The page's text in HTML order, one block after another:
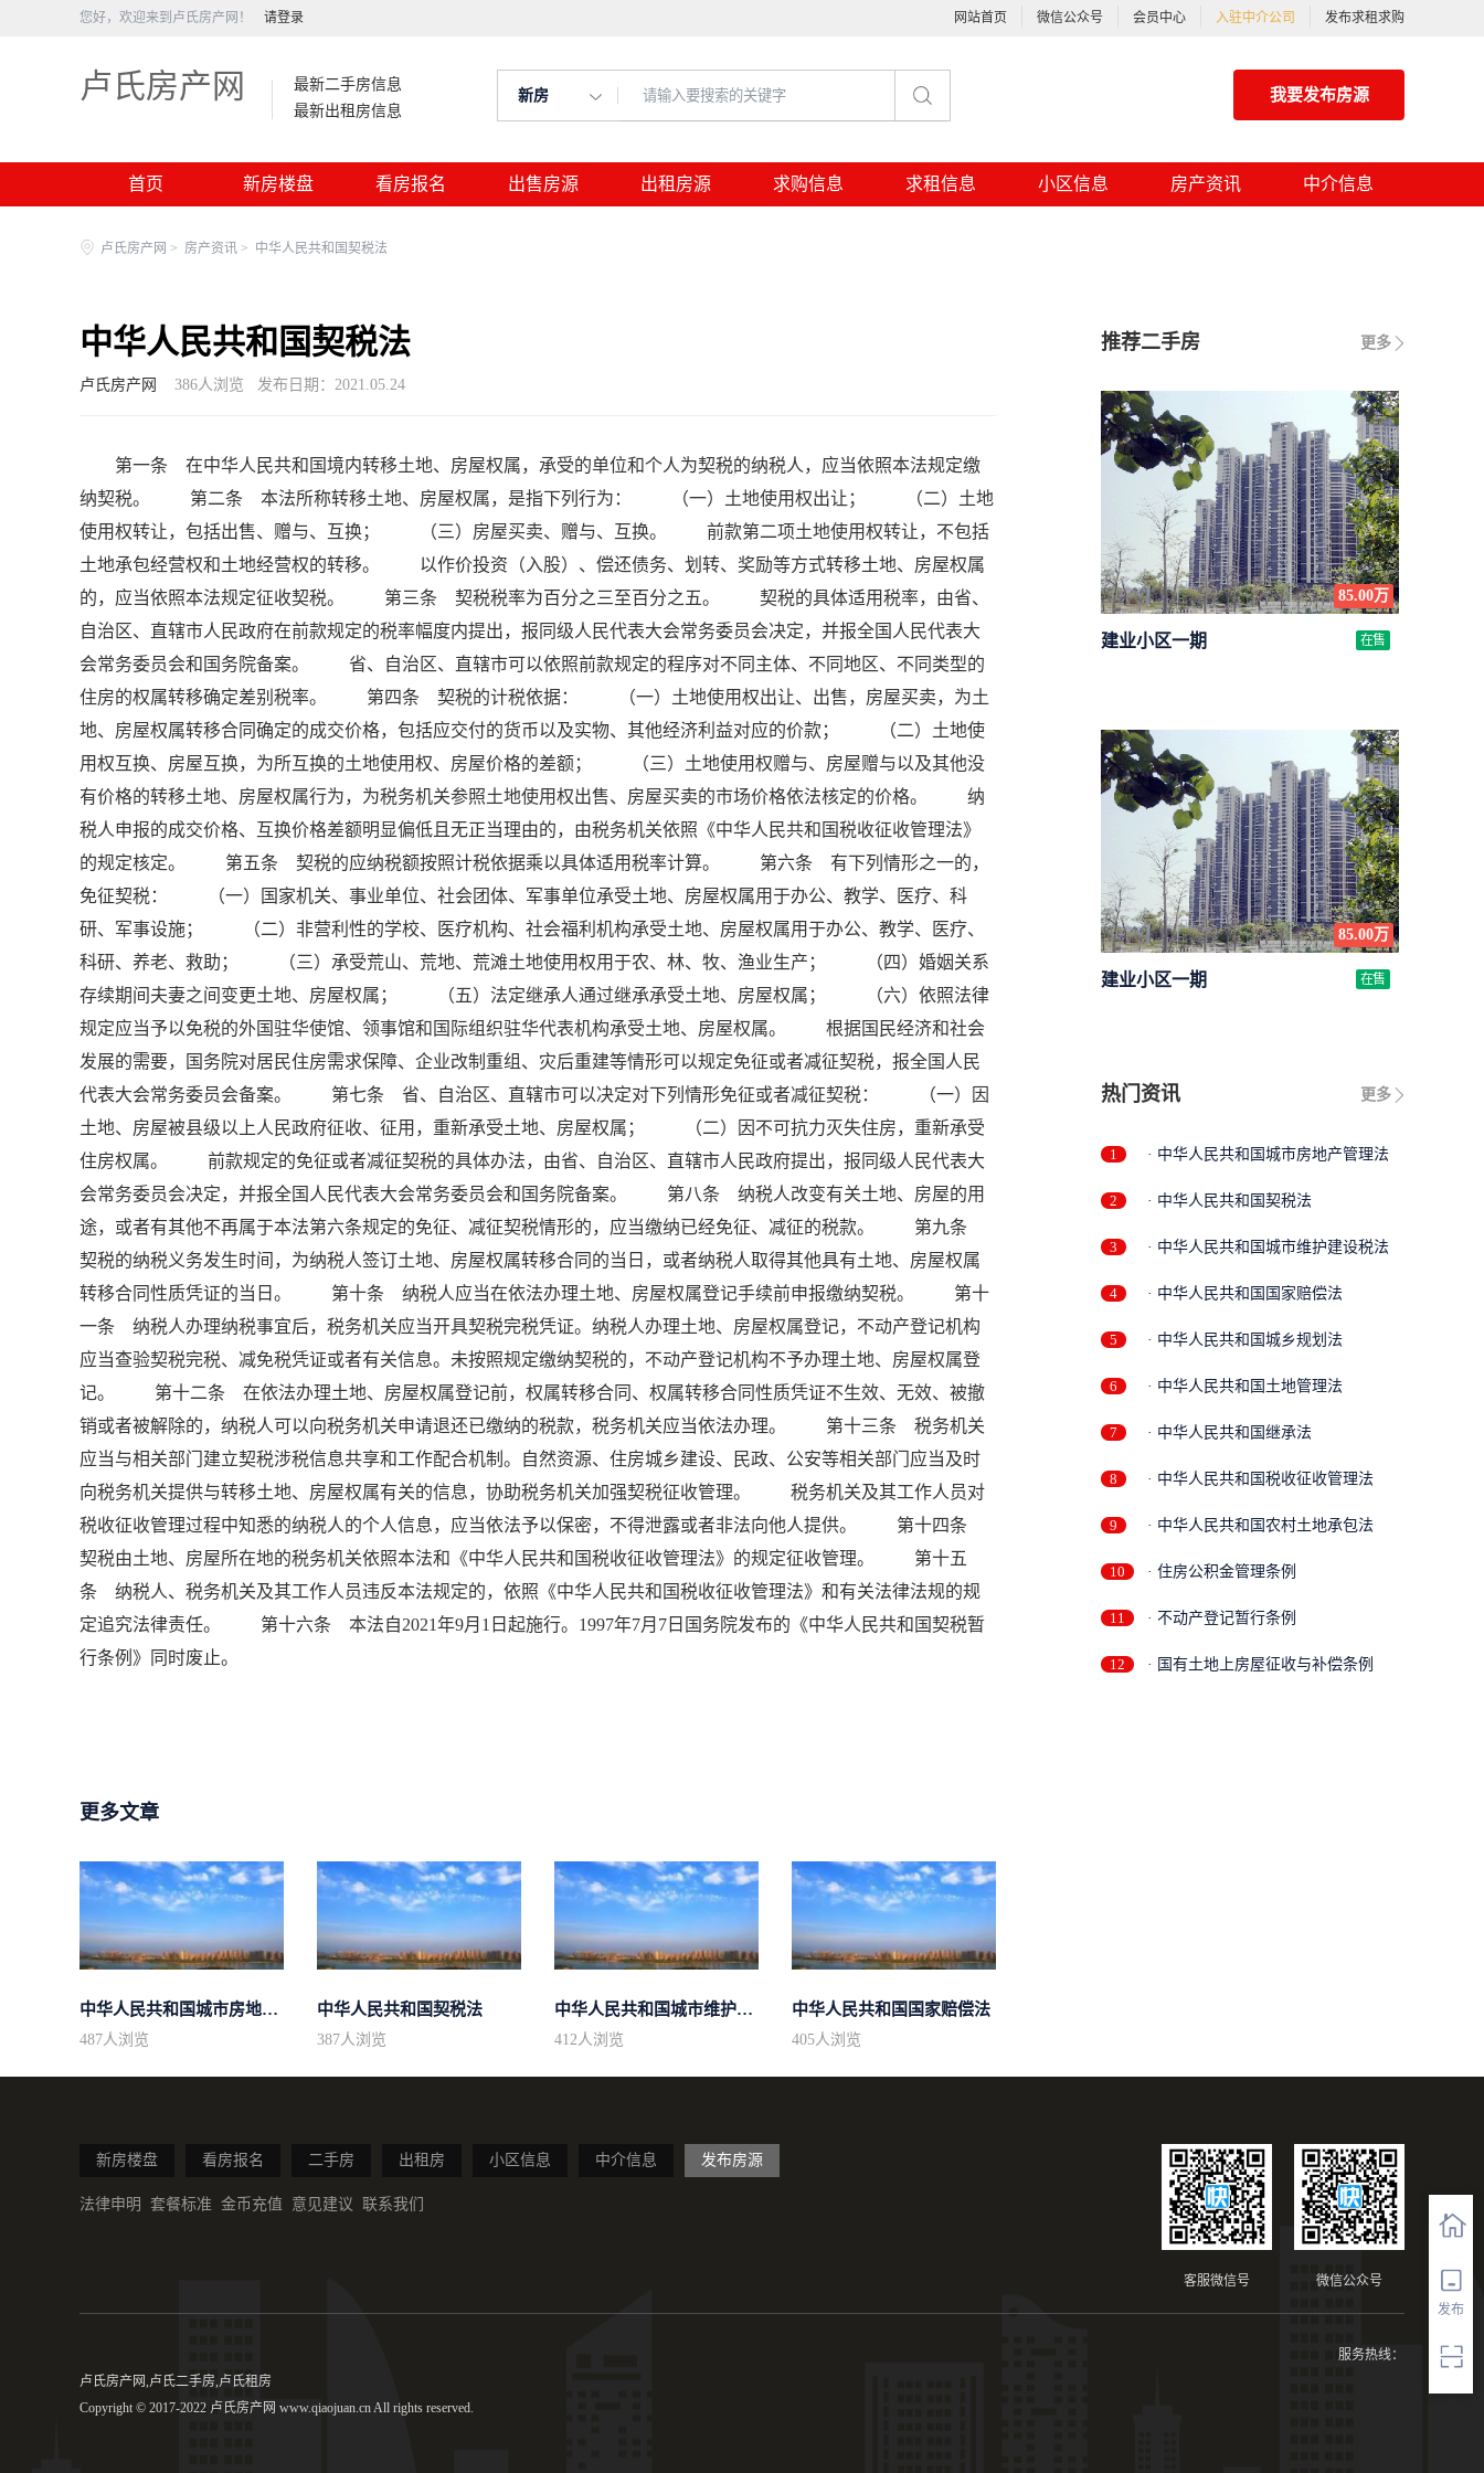
您好，欢迎来到卢氏房产网！ 请登录 网站首页 微信公众号 会员中心 入驻中介公司 发布求租求购
卢氏房产网
最新二手房信息
最新出租房信息
新房 我要发布房源
首页 新房楼盘 看房报名 出售房源 出租房源 求购信息 求租信息 小区信息 房产资讯 中介信息
发布
卢氏房产网 > 房产资讯 > 中华人民共和国契税法
中华人民共和国契税法
卢氏房产网 386人浏览 发布日期：2021.05.24
第一条 在中华人民共和国境内转移土地、房屋权属，承受的单位和个人为契税的纳税人，应当依照本法规定缴
纳契税。 第二条 本法所称转移土地、房屋权属，是指下列行为： （一）土地使用权出让； （二）土地
使用权转让，包括出售、赠与、互换； （三）房屋买卖、赠与、互换。 前款第二项土地使用权转让，不包括
土地承包经营权和土地经营权的转移。 以作价投资（入股）、偿还债务、划转、奖励等方式转移土地、房屋权属
的，应当依照本法规定征收契税。 第三条 契税税率为百分之三至百分之五。 契税的具体适用税率，由省、
自治区、直辖市人民政府在前款规定的税率幅度内提出，报同级人民代表大会常务委员会决定，并报全国人民代表大
会常务委员会和国务院备案。 省、自治区、直辖市可以依照前款规定的程序对不同主体、不同地区、不同类型的
住房的权属转移确定差别税率。 第四条 契税的计税依据： （一）土地使用权出让、出售，房屋买卖，为土
地、房屋权属转移合同确定的成交价格，包括应交付的货币以及实物、其他经济利益对应的价款； （二）土地使
用权互换、房屋互换，为所互换的土地使用权、房屋价格的差额； （三）土地使用权赠与、房屋赠与以及其他没
有价格的转移土地、房屋权属行为，为税务机关参照土地使用权出售、房屋买卖的市场价格依法核定的价格。 纳
税人申报的成交价格、互换价格差额明显偏低且无正当理由的，由税务机关依照《中华人民共和国税收征收管理法》
的规定核定。 第五条 契税的应纳税额按照计税依据乘以具体适用税率计算。 第六条 有下列情形之一的，
免征契税： （一）国家机关、事业单位、社会团体、军事单位承受土地、房屋权属用于办公、教学、医疗、科
研、军事设施； （二）非营利性的学校、医疗机构、社会福利机构承受土地、房屋权属用于办公、教学、医疗、
科研、养老、救助； （三）承受荒山、荒地、荒滩土地使用权用于农、林、牧、渔业生产； （四）婚姻关系
存续期间夫妻之间变更土地、房屋权属； （五）法定继承人通过继承承受土地、房屋权属； （六）依照法律
规定应当予以免税的外国驻华使馆、领事馆和国际组织驻华代表机构承受土地、房屋权属。 根据国民经济和社会
发展的需要，国务院对居民住房需求保障、企业改制重组、灾后重建等情形可以规定免征或者减征契税，报全国人民
代表大会常务委员会备案。 第七条 省、自治区、直辖市可以决定对下列情形免征或者减征契税： （一）因
土地、房屋被县级以上人民政府征收、征用，重新承受土地、房屋权属； （二）因不可抗力灭失住房，重新承受
住房权属。 前款规定的免征或者减征契税的具体办法，由省、自治区、直辖市人民政府提出，报同级人民代表大
会常务委员会决定，并报全国人民代表大会常务委员会和国务院备案。 第八条 纳税人改变有关土地、房屋的用
途，或者有其他不再属于本法第六条规定的免征、减征契税情形的，应当缴纳已经免征、减征的税款。 第九条
契税的纳税义务发生时间，为纳税人签订土地、房屋权属转移合同的当日，或者纳税人取得其他具有土地、房屋权属
转移合同性质凭证的当日。 第十条 纳税人应当在依法办理土地、房屋权属登记手续前申报缴纳契税。 第十
一条 纳税人办理纳税事宜后，税务机关应当开具契税完税凭证。纳税人办理土地、房屋权属登记，不动产登记机构
应当查验契税完税、减免税凭证或者有关信息。未按照规定缴纳契税的，不动产登记机构不予办理土地、房屋权属登
记。 第十二条 在依法办理土地、房屋权属登记前，权属转移合同、权属转移合同性质凭证不生效、无效、被撤
销或者被解除的，纳税人可以向税务机关申请退还已缴纳的税款，税务机关应当依法办理。 第十三条 税务机关
应当与相关部门建立契税涉税信息共享和工作配合机制。自然资源、住房城乡建设、民政、公安等相关部门应当及时
向税务机关提供与转移土地、房屋权属有关的信息，协助税务机关加强契税征收管理。 税务机关及其工作人员对
税收征收管理过程中知悉的纳税人的个人信息，应当依法予以保密，不得泄露或者非法向他人提供。 第十四条
契税由土地、房屋所在地的税务机关依照本法和《中华人民共和国税收征收管理法》的规定征收管理。 第十五
条 纳税人、税务机关及其工作人员违反本法规定的，依照《中华人民共和国税收征收管理法》和有关法律法规的规
定追究法律责任。 第十六条 本法自2021年9月1日起施行。1997年7月7日国务院发布的《中华人民共和国契税暂
行条例》同时废止。
更多文章
中华人民共和国城市房地产管理法
487人浏览
中华人民共和国契税法
387人浏览
中华人民共和国城市维护建设税法
412人浏览
中华人民共和国国家赔偿法
405人浏览
更多
推荐二手房
85.00万
建业小区一期 在售
85.00万
建业小区一期 在售
更多
热门资讯
1 · 中华人民共和国城市房地产管理法
2 · 中华人民共和国契税法
3 · 中华人民共和国城市维护建设税法
4 · 中华人民共和国国家赔偿法
5 · 中华人民共和国城乡规划法
6 · 中华人民共和国土地管理法
7 · 中华人民共和国继承法
8 · 中华人民共和国税收征收管理法
9 · 中华人民共和国农村土地承包法
10 · 住房公积金管理条例
11 · 不动产登记暂行条例
12 · 国有土地上房屋征收与补偿条例
新房楼盘 看房报名 二手房 出租房 小区信息 中介信息 发布房源
法律申明 套餐标准 金币充值 意见建议 联系我们
微信公众号
客服微信号
服务热线：
卢氏房产网,卢氏二手房,卢氏租房
Copyright © 2017-2022 卢氏房产网 www.qiaojuan.cn All rights reserved.